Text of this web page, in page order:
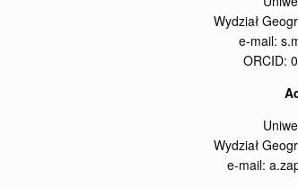
Wydział
e-mail:
ORCID:
Wydział
e-mail: